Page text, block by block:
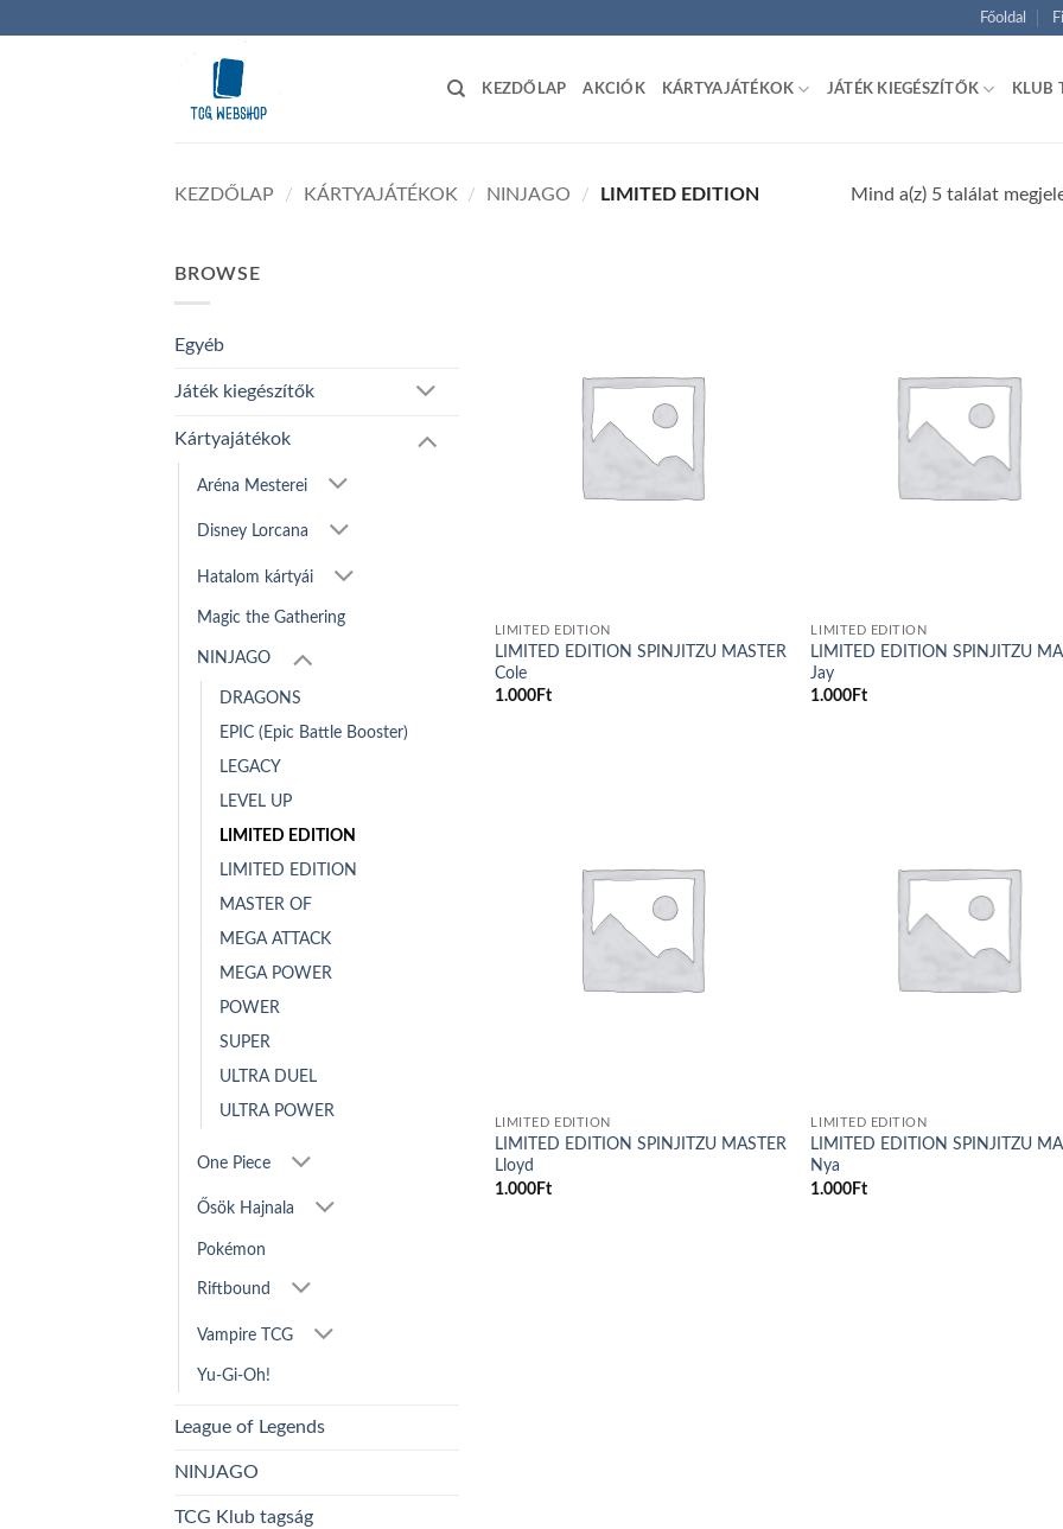
Főoldal
KEZDŐLAP AKCIÓK KÁRTYAJÁTÉKOK JÁTÉK KIEGÉSZÍTŐK KLUB
KEZDŐLAP / KÁRTYAJÁTÉKOK / NINJAGO / LIMITED EDITION Mind a(z) 5 találat
BROWSE
Egyéb
Játék kiegészítők
Kártyajátékok
Aréna Mesterei
Disney Lorcana
Hatalom kártyái
Magic the Gathering
NINJAGO
DRAGONS
EPIC (Epic Battle Booster)
LEGACY
LEVEL UP
LIMITED EDITION
LIMITED EDITION
MASTER OF
MEGA ATTACK
MEGA POWER
POWER
SUPER
ULTRA DUEL
ULTRA POWER
One Piece
Ősök Hajnala
Pokémon
Riftbound
Vampire TCG
Yu-Gi-Oh!
League of Legends
NINJAGO
TCG Klub tagság
LIMITED EDITION
LIMITED EDITION SPINJITZU MASTER
Cole
1.000Ft
LIMITED EDITION
LIMITED EDITION SPINJITZU
Jay
1.000 Ft
LIMITED EDITION
LIMITED EDITION SPINJITZU MASTER
Lloyd
1.000Ft
LIMITED EDITION
LIMITED EDITION SPINJITZU
Nya
1.000 Ft